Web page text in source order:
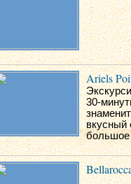
Ariels
30-
вкусный
большое